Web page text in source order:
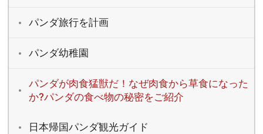
パンダ旅行を計画
パンダ幼稚園
パンダが肉食猛獣だ！なぜ肉食から草食になった
か?パンダの食べ物の秘密をご紹介
日本帰国パンダ観光ガイド